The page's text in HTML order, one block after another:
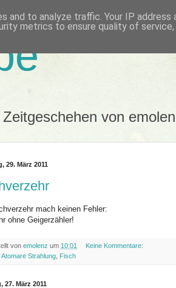
von
29. März 2011
mach keinen Fehler:
ohne Geigerzähler!
von emolenz um 10:01
Keine Kommentare:
Atomare Strahlung Fisch
27. März 2011
to analyze traffic. Your IP address
metrics to ensure quality of